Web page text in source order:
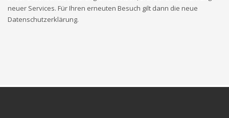
neuer Services. Für Ihren erneuten Besuch gilt dann die neue
Datenschutzerklärung.